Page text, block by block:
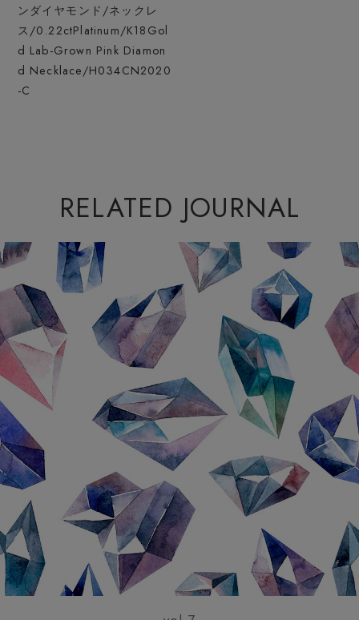
ンダイヤモンド/ネックレ
ス/0.22ctPlatinum/K18Gol
d Lab-Grown Pink Diamon
d Necklace/H034CN2020
-C
RELATED JOURNAL